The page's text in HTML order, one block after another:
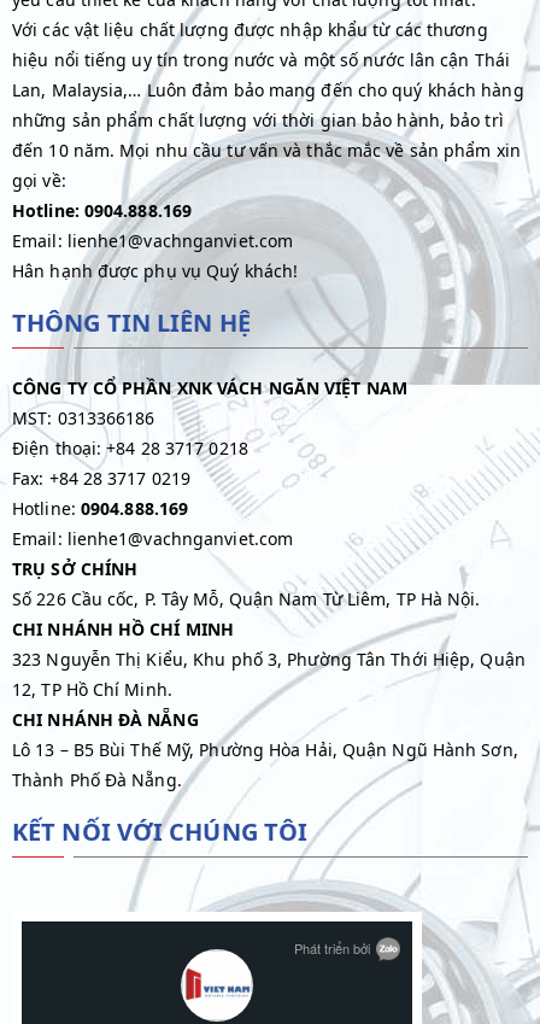
Với các vật liệu chất lượng được nhập khẩu từ các thương
hiệu nổi tiếng uy tín trong nước và một số nước lân cận Thái
Lan, Malaysia,… Luôn đảm bảo mang đến cho quý khách hàng
những sản phẩm chất lượng với thời gian bảo hành, bảo trì
đến 10 năm. Mọi nhu cầu tư vấn và thắc mắc về sản phẩm xin
gọi về:
Hotline: 0904.888.169
Email: lienhe1@vachnganviet.com
Hân hạnh được phụ vụ Quý khách!
THÔNG TIN LIÊN HỆ
CÔNG TY CỔ PHẦN XNK VÁCH NGĂN VIỆT NAM
MST: 0313366186
Điện thoại: +84 28 3717 0218
Fax: +84 28 3717 0219
Hotline: 0904.888.169
Email: lienhe1@vachnganviet.com
TRỤ SỞ CHÍNH
Số 226 Cầu cốc, P. Tây Mỗ, Quận Nam Từ Liêm, TP Hà Nội.
CHI NHÁNH HỒ CHÍ MINH
323 Nguyễn Thị Kiểu, Khu phố 3, Phường Tân Thới Hiệp, Quận
12, TP Hồ Chí Minh.
CHI NHÁNH ĐÀ NẴNG
Lô 13 – B5 Bùi Thế Mỹ, Phường Hòa Hải, Quận Ngũ Hành Sơn,
Thành Phố Đà Nẵng.
KẾT NỐI VỚI CHÚNG TÔI